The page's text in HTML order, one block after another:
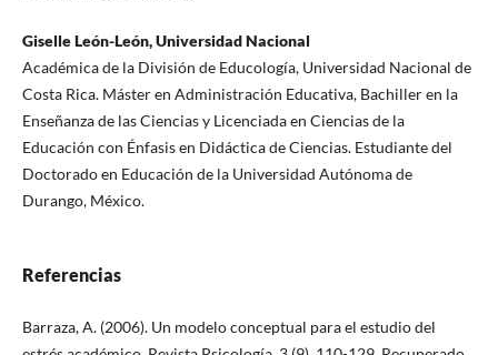
Giselle León-León, Universidad Nacional
Académica de la División de Educología, Universidad Nacional de
Costa Rica. Máster en Administración Educativa, Bachiller en la
Enseñanza de las Ciencias y Licenciada en Ciencias de la
Educación con Énfasis en Didáctica de Ciencias. Estudiante del
Doctorado en Educación de la Universidad Autónoma de
Durango, México.
Referencias
Barraza, A. (2006). Un modelo conceptual para el estudio del